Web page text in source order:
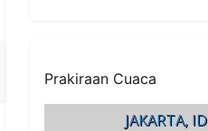
Prakiraan Cuaca
JAKARTA, ID